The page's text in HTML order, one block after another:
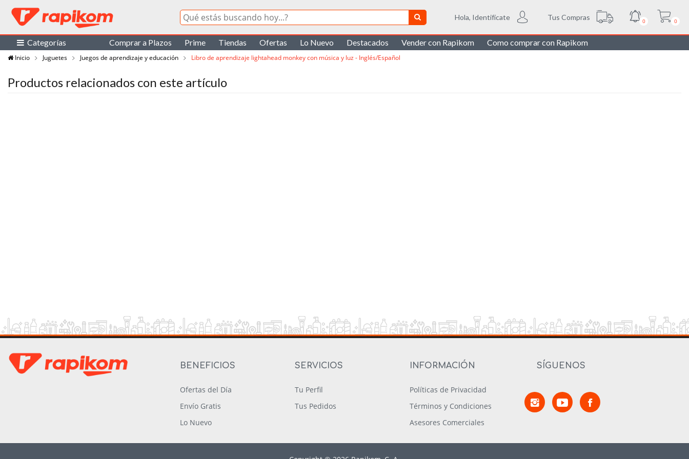
Hola, Identifícate Tus Compras 0 0
Categorías Comprar a Plazos Prime Tiendas Ofertas Lo Nuevo Destacados Vender con Rapikom Como comprar con Rapikom
Inicio Juguetes Juegos de aprendizaje y educación Libro de aprendizaje lightahead monkey con música y luz - Inglés/Español
Productos relacionados con este artículo
BENEFICIOS
Ofertas del Día
Envío Gratis
Lo Nuevo
SERVICIOS
Tu Perfil
Tus Pedidos
INFORMACIÓN
Políticas de Privacidad
Términos y Condiciones
Asesores Comerciales
SÍGUENOS